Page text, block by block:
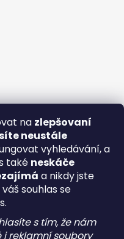
na zlepšovaní
neustále
vyhledávání, a
také neskáče
a nikdy jste
souhlas se
s tím, že nám
reklamní soubory